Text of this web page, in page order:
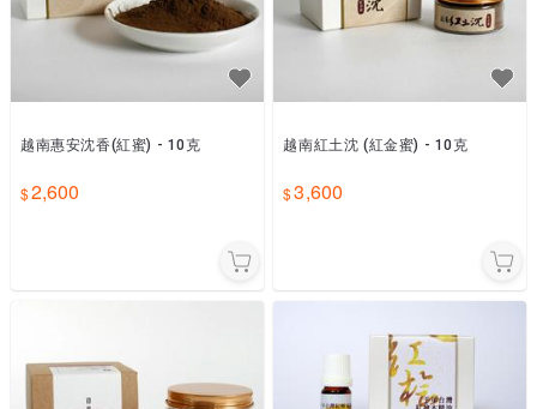
越南惠安沈香(紅蜜) - 10克
2,600
越南紅土沈 (紅金蜜) - 10克
3,600